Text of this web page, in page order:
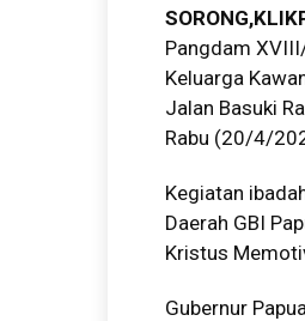
Pangdam
Keluarga
Jalan Basuki
Rabu (20/4/
Kegiatan
Daerah GBI
Kristus
Gubernur